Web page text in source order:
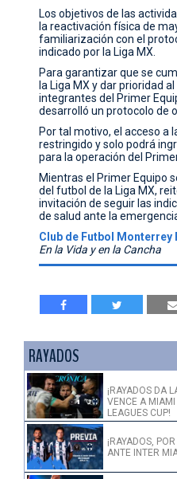
Los objetivos de las
la reactivación física de
familiarización con el
indicado por la Liga MX.
Para garantizar que se
la Liga MX y dar prioridad
integrantes del Primer
desarrolló un protocolo de
Por tal motivo, el acceso a
restringido y solo podrá
para la operación del
Mientras el Primer Equipo
del futbol de la Liga MX,
invitación de seguir las
de salud ante la
Club de Futbol Monterrey
En la Vida y en la Cancha
RAYADOS
¡RAYADOS DA
VENCE A MIAMI
LEAGUES CUP!
¡RAYADOS,
ANTE INTER